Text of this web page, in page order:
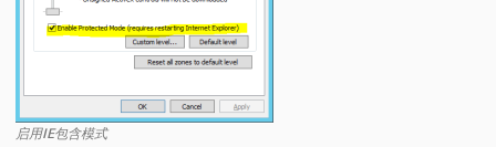
启用IE包含模式